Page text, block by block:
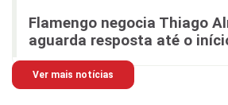
Flamengo negocia Thiago
aguarda resposta até o
Ver mais notícias